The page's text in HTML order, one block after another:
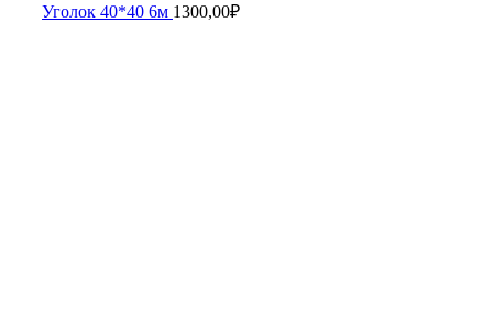
Уголок 40*40 6м 1300,00₽